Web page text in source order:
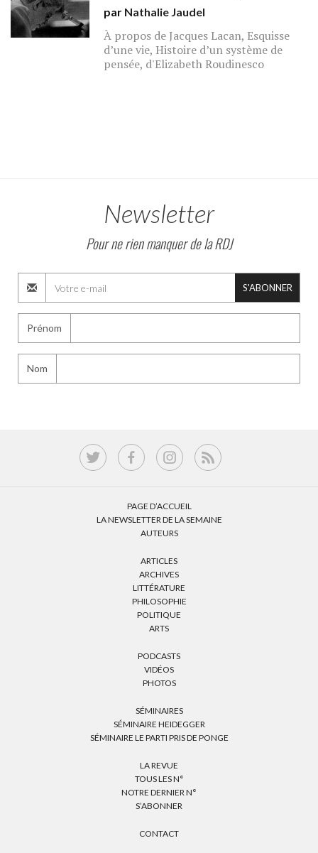
par Nathalie Jaudel
À propos de Jacques Lacan, Esquisse
d’une vie, Histoire d’un système de
pensée, d'Elizabeth Roudinesco
Newsletter
Pour ne rien manquer de la RDJ
S'ABONNER
Prénom
Nom
PAGE D’ACCUEIL
LA NEWSLETTER DE LA SEMAINE
AUTEURS
ARTICLES
ARCHIVES
LITTÉRATURE
PHILOSOPHIE
POLITIQUE
ARTS
PODCASTS
VIDÉOS
PHOTOS
SÉMINAIRES
SÉMINAIRE HEIDEGGER
SÉMINAIRE LE PARTI PRIS DE PONGE
LA REVUE
TOUS LES N°
NOTRE DERNIER N°
S’ABONNER
CONTACT